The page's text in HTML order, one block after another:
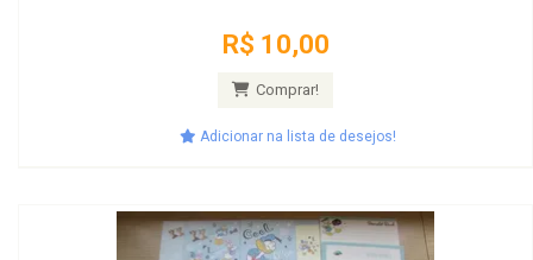
R$ 10,00
Comprar!
Adicionar na lista de desejos!